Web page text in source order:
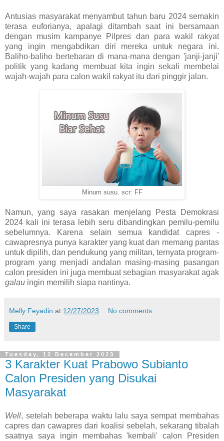
Antusias masyarakat menyambut tahun baru 2024 semakin
terasa euforianya, apalagi ditambah saat ini bersamaan
dengan musim kampanye Pilpres dan para wakil rakyat
yang ingin mengabdikan diri mereka untuk negara ini.
Baliho-baliho bertebaran di mana-mana dengan 'janji-janji'
politik yang kadang membuat kita ingin sekali membelai
wajah-wajah para calon wakil rakyat itu dari pinggir jalan.
Minum susu. scr: FF
Namun, yang saya rasakan menjelang Pesta Demokrasi
2024 kali ini terasa lebih seru dibandingkan pemilu-pemilu
sebelumnya. Karena selain semua kandidat capres -
cawapresnya punya karakter yang kuat dan memang pantas
untuk dipilih, dan pendukung yang militan, ternyata program-
program yang menjadi andalan masing-masing pasangan
calon presiden ini juga membuat sebagian masyarakat agak
galau ingin memilih siapa nantinya.
Melly Feyadin at 12/27/2023 No comments:
Share
Tuesday, 12 December 2023
3 Karakter Kuat Prabowo Subianto
Calon Presiden yang Disukai
Masyarakat
Well, setelah beberapa waktu lalu saya sempat membahas
capres dan cawapres dari koalisi sebelah, sekarang tibalah
saatnya saya ingin membahas 'kembali' calon Presiden